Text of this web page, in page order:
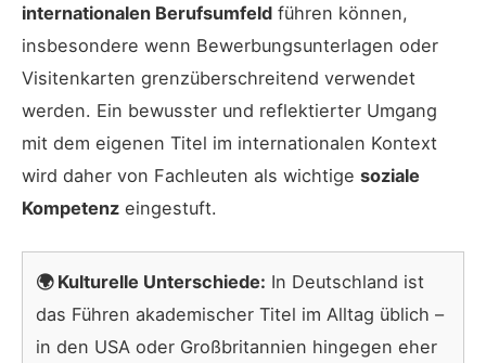
internationalen Berufsumfeld führen können,
insbesondere wenn Bewerbungsunterlagen oder
Visitenkarten grenzüberschreitend verwendet
werden. Ein bewusster und reflektierter Umgang
mit dem eigenen Titel im internationalen Kontext
wird daher von Fachleuten als wichtige soziale
Kompetenz eingestuft.
🌍 Kulturelle Unterschiede: In Deutschland ist
das Führen akademischer Titel im Alltag üblich –
in den USA oder Großbritannien hingegen eher